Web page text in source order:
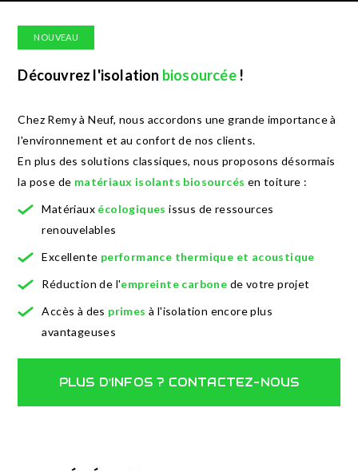
NOUVEAU
Découvrez l'isolation biosourcée!
Chez Remy à Neuf, nous accordons une grande importance à
l'environnement et au confort de nos clients.
En plus des solutions classiques, nous proposons désormais
la pose de matériaux isolants biosourcés en toiture :
Matériaux écologiques issus de ressources
renouvelables
Excellente performance thermique et acoustique
Réduction de l'empreinte carbone de votre projet
Accès à des primes à l'isolation encore plus
avantageuses
PLUS D'INFOS ? CONTACTEZ-NOUS